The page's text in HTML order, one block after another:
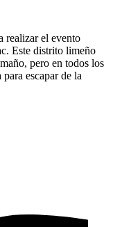
realizar el evento
Este distrito limeño
pero en todos los
escapar de la